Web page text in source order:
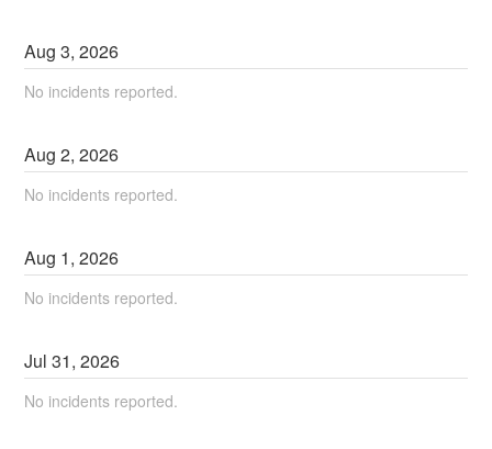
Aug3,2026
No incidents reported.
Aug2,2026
No incidents reported.
Aug 1,2026
No incidents reported.
Jul31,2026
No incidents reported.